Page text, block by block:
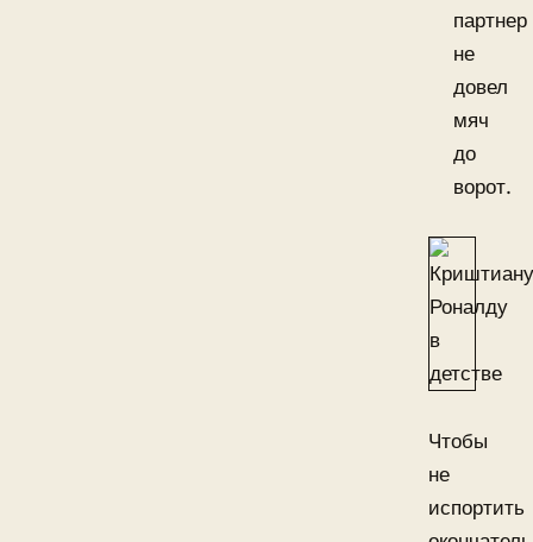
партнер
не
довел
мяч
до
ворот.
Чтобы
не
испортить